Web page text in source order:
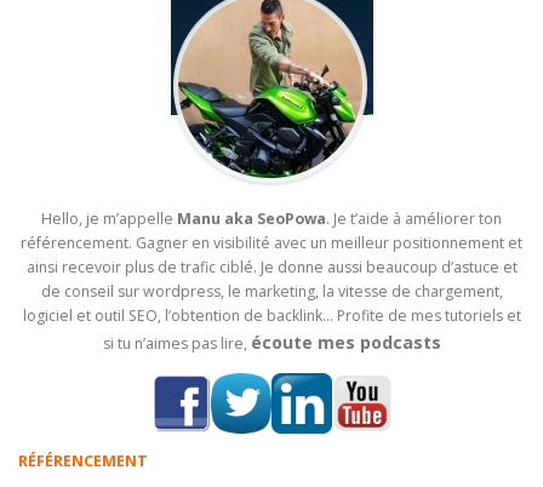
Hello, je m’appelle Manu aka SeoPowa. Je t’aide à améliorer ton
référencement. Gagner en visibilité avec un meilleur positionnement et
ainsi recevoir plus de trafic ciblé. Je donne aussi beaucoup d’astuce et
de conseil sur wordpress, le marketing, la vitesse de chargement,
logiciel et outil SEO, l’obtention de backlink… Profite de mes tutoriels et
si tu n’aimes pas lire, écoute mes podcasts
RÉFÉRENCEMENT